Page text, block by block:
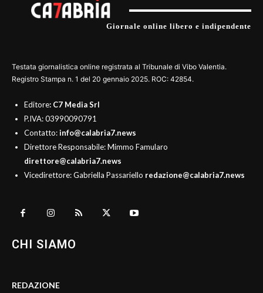
Giornale online libero e indipendente
Testata giornalistica online registrata al Tribunale di Vibo Valentia.
Registro Stampa n. 1 del 20 gennaio 2025. ROC: 42854.
Editore: C7 Media Srl
P.IVA: 03990090791
Contatto:info@calabria7.news
Direttore Responsabile: Mimmo Famularo
direttore@calabria7.news
Vicedirettore: Gabriella Passariello redazione@calabria7.news
CHI SIAMO
REDAZIONE